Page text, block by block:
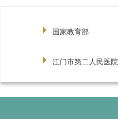
国家教育部
江门市第二人民医院